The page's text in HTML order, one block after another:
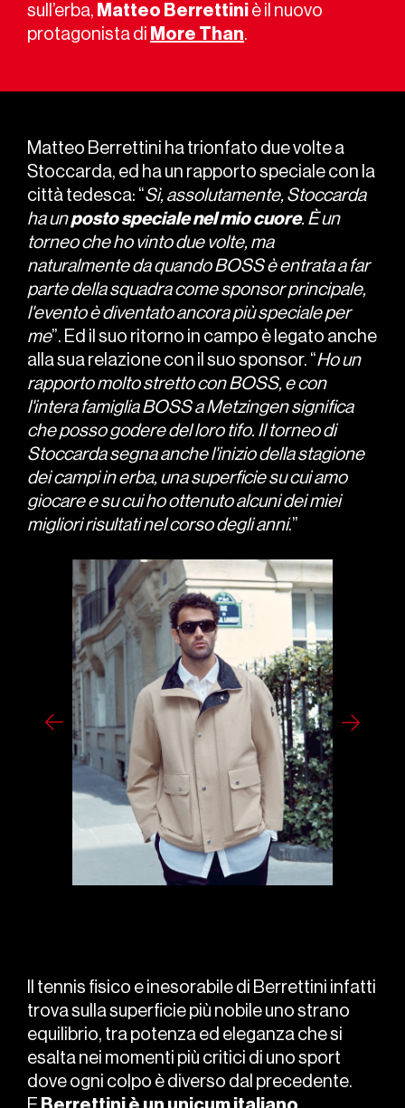
sull’erba, Matteo Berrettini è il nuovo
protagonista di More Than.
Matteo Berrettini ha trionfato due volte a
Stoccarda, ed ha un rapporto speciale con la
città tedesca: “Sì, assolutamente, Stoccarda
ha unpostospecialenelmiocuore. È un
torneo che ho vinto due volte, ma
naturalmente da quando BOSS è entrata a far
parte della squadra come sponsor principale,
l'evento è diventato ancora più speciale per
me”. Ed il suo ritorno in campo è legato anche
alla sua relazione con il suo sponsor. “Ho un
rapporto molto stretto con BOSS, e con
l'intera famiglia BOSS a Metzingen significa
che posso godere del loro tifo. Il torneo di
Stoccarda segna anche l'inizio della stagione
dei campi in erba, una superficie su cui amo
giocare e su cui ho ottenuto alcuni dei miei
migliori risultati nel corso degli anni.”
Il tennis fisico e inesorabile di Berrettini infatti
trova sulla superficie più nobile uno strano
equilibrio, tra potenza ed eleganza che si
esalta nei momenti più critici di uno sport
dove ogni colpo è diverso dal precedente.